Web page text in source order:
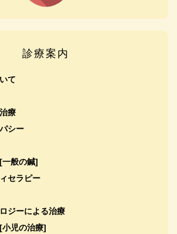
診療案内
て
療
シー
般の鍼]
セラピー
ジーによる治療
児の治療]